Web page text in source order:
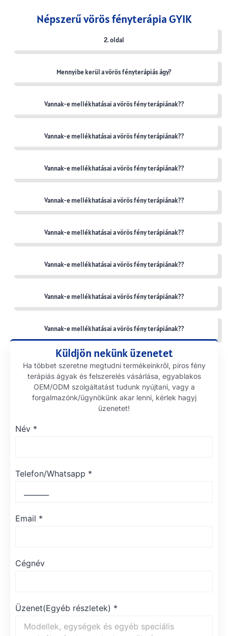
Népszerű vörös fényterápia GYIK
2. oldal
Mennyibe kerül a vörös fényterápiás ágy?
Vannak-e mellékhatásai a vörös fény terápiának??
Vannak-e mellékhatásai a vörös fény terápiának??
Vannak-e mellékhatásai a vörös fény terápiának??
Vannak-e mellékhatásai a vörös fény terápiának??
Vannak-e mellékhatásai a vörös fény terápiának??
Vannak-e mellékhatásai a vörös fény terápiának??
Vannak-e mellékhatásai a vörös fény terápiának??
Vannak-e mellékhatásai a vörös fény terápiának??
Küldjön nekünk üzenetet
Ha többet szeretne megtudni termékeinkről, piros fény
terápiás ágyak és felszerelés vásárlása, egyablakos
OEM/ODM szolgáltatást tudunk nyújtani, vagy a
forgalmazónk/ügynökünk akar lenni, kérlek hagyj
üzenetet!
Név *
Telefon/Whatsapp *
Email *
Cégnév
Üzenet(Egyéb részletek) *